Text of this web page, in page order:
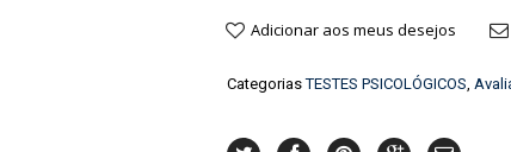
Adicionar aos meus desejos
CategoriasTESTES PSICOLÓGICOS,